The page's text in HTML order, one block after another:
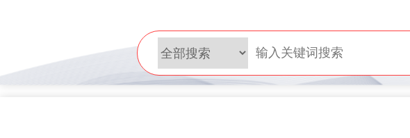
DSMall Pro功能列表
DSMall Pro支持商城购物，外卖，上门
服务，短视频等功能。
DSMall功能列表
系统支持平台自营、分销、拼团、限时
折扣、优惠套装、微信、小程序等